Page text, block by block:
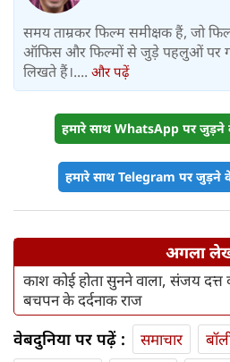
समय ताम्रकर फिल्म समीक्षक हैं, जो
ऑफिस और फिल्मों से जुड़े पहलुओं पर
लिखते हैं।.... और पढ़ें
हमारे साथ WhatsApp पर
हमारे साथ Telegram पर जुड़ने
अगला
काश कोई होता सुनने वाला, संजय दत्त
बचपन के दर्दनाक राज
वेबदुनिया पर पढ़ें : समाचार